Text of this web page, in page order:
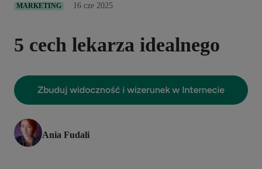
MARKETING 16 cze 2025
5 cech lekarza idealnego
Ania Fudali